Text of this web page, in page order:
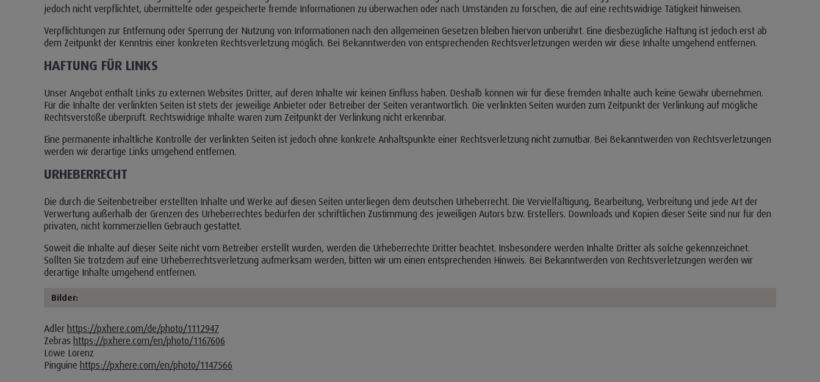
jedoch nicht verpflichtet, übermittelte oder gespeicherte fremde Informationen zu überwachen oder nach Umständen zu forschen, die auf eine rechtswidrige Tätigkeit hinweisen.
Verpflichtungen zur Entfernung oder Sperrung der Nutzung von Informationen nach den allgemeinen Gesetzen bleiben hiervon unberührt. Eine diesbezügliche Haftung ist jedoch erst ab
dem Zeitpunkt der Kenntnis einer konkreten Rechtsverletzung möglich. Bei Bekanntwerden von entsprechenden Rechtsverletzungen werden wir diese Inhalte umgehend entfernen.
HAFTUNG FÜR LINKS
Unser Angebot enthält Links zu externen Websites Dritter, auf deren Inhalte wir keinen Einfluss haben. Deshalb können wir für diese fremden Inhalte auch keine Gewähr übernehmen.
Für die Inhalte der verlinkten Seiten ist stets der jeweilige Anbieter oder Betreiber der Seiten verantwortlich. Die verlinkten Seiten wurden zum Zeitpunkt der Verlinkung auf mögliche
Rechtsverstöße überprüft. Rechtswidrige Inhalte waren zum Zeitpunkt der Verlinkung nicht erkennbar.
Eine permanente inhaltliche Kontrolle der verlinkten Seiten ist jedoch ohne konkrete Anhaltspunkte einer Rechtsverletzung nicht zumutbar. Bei Bekanntwerden von Rechtsverletzungen
werden wir derartige Links umgehend entfernen.
URHEBERRECHT
Die durch die Seitenbetreiber erstellten Inhalte und Werke auf diesen Seiten unterliegen dem deutschen Urheberrecht. Die Vervielfältigung, Bearbeitung, Verbreitung und jede Art der
Verwertung außerhalb der Grenzen des Urheberrechtes bedürfen der schriftlichen Zustimmung des jeweiligen Autors bzw. Erstellers. Downloads und Kopien dieser Seite sind nur für den
privaten, nicht kommerziellen Gebrauch gestattet.
Soweit die Inhalte auf dieser Seite nicht vom Betreiber erstellt wurden, werden die Urheberrechte Dritter beachtet. Insbesondere werden Inhalte Dritter als solche gekennzeichnet.
Sollten Sie trotzdem auf eine Urheberrechtsverletzung aufmerksam werden, bitten wir um einen entsprechenden Hinweis. Bei Bekanntwerden von Rechtsverletzungen werden wir
derartige Inhalte umgehend entfernen.
Bilder:
Adler https://pxhere.com/de/photo/1112947
Zebras https://pxhere.com/en/photo/1167606
Löwe Lorenz
Pinguine https://pxhere.com/en/photo/1147566
Infos schließen